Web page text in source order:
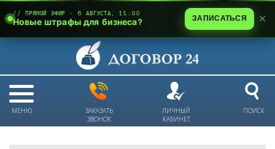
МЕНЮ
ЗАКАЗАТЬ
ЗВОНОК
ЛИЧНЫЙ
КАБИНЕТ
ПОИСК
// ПРЯМОЙ ЭФИР · 6 АВГУСТА, 11:00
Новые штрафы для бизнеса? ЗАПИСАТЬСЯ